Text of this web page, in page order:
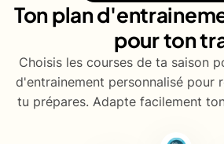
Ton plan
pour ton
Choisis les courses de ta saison
d'entrainement personnalisé pour
tu prépares. Adapte facilement